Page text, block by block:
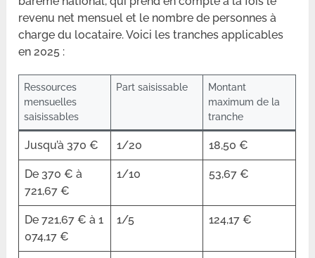
revenu net mensuel et le nombre de personnes à
charge du locataire. Voici les tranches applicables
en 2025 :
Ressources
mensuelles
saisissables
Part saisissable
Montant
maximum de la
tranche
Jusqu’à 370 € 1/20 18,50 €
De 370 € à
721,67 €
1/10 53,67 €
De 721,67 € à 1
074,17 €
1/5 124,17 €